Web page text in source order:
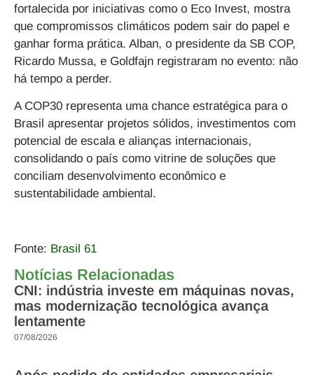
fortalecida por iniciativas como o Eco Invest, mostra
que compromissos climáticos podem sair do papel e
ganhar forma prática. Alban, o presidente da SB COP,
Ricardo Mussa, e Goldfajn registraram no evento: não
há tempo a perder.
A COP30 representa uma chance estratégica para o
Brasil apresentar projetos sólidos, investimentos com
potencial de escala e alianças internacionais,
consolidando o país como vitrine de soluções que
conciliam desenvolvimento econômico e
sustentabilidade ambiental.
Fonte: Brasil 61
Notícias Relacionadas
CNI: indústria investe em máquinas novas,
mas modernização tecnológica avança
lentamente
07/08/2026